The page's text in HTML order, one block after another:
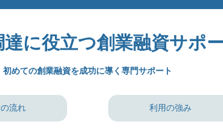
達に役立つ創業融資サポ
初めての創業融資を成功に導く専門サポート
流れ 利用の強み